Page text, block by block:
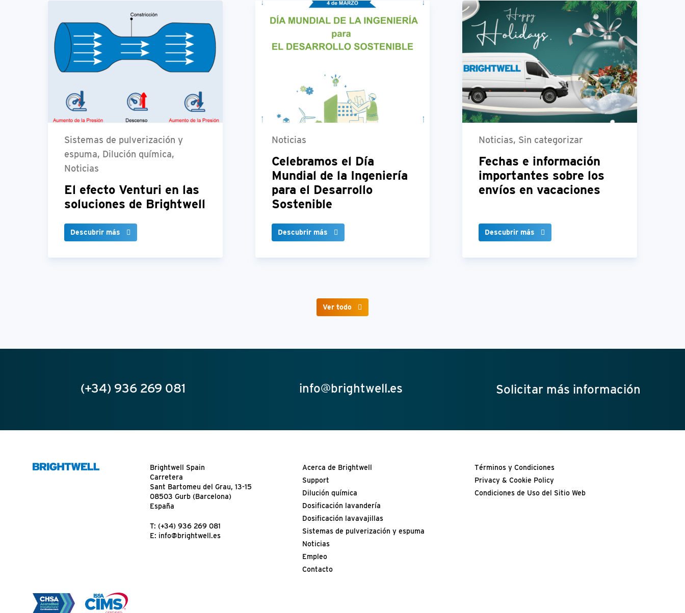
Sistemas de pulverización y
espuma, Dilución química,
Noticias
El efecto Venturi en las
soluciones de Brightwell
Descubrir más
Noticias
Celebramos el Día
Mundial de la Ingeniería
para el Desarrollo
Sostenible
Descubrir más
Noticias, Sin categorizar
Fechas e información
importantes sobre los
envíos en vacaciones
Descubrir más
Ver todo
(+34) 936 269 081 info@brightwell.es Solicitar más información
Brightwell Spain
Carretera
Sant Bartomeu del Grau, 13-15
08503 Gurb (Barcelona)
España
T: (+34) 936 269 081
E: info@brightwell.es
Acerca de Brightwell
Support
Dilución química
Dosificación lavandería
Dosificación lavavajillas
Sistemas de pulverización y espuma
Noticias
Empleo
Contacto
Términos y Condiciones
Privacy & Cookie Policy
Condiciones de Uso del Sitio Web